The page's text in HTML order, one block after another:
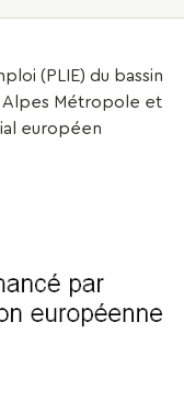
(PLIE) du bassin
Métropole et
européen